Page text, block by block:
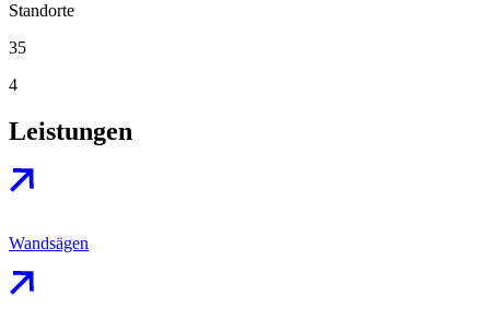
Standorte
35
4
Leistungen
Wandsägen